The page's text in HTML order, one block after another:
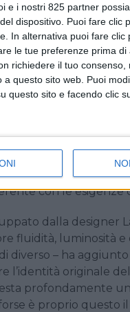
e i nostri 825 partner
dispositivo. Puoi fare
In alternativa puoi fare
le tue preferenze prima di
richiedere il tuo
a questo sito web. Puoi
questo sito e facendo clic
con una
plancia e
e il supporto alle
verniciatura di
da Lusben per il
con sistemi di
prossimi ai
da una minima
di
idromassaggio
con le esigenze
dalla designer
fluidità, luminosità e
diverso – ha
l’identità originale
profondamente
è proprio questo